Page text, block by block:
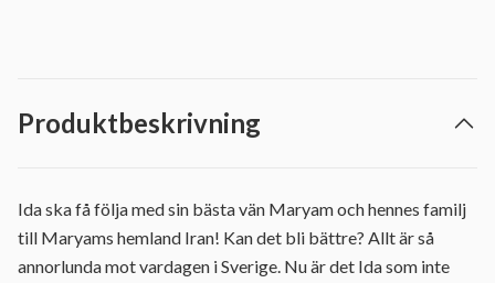
Produktbeskrivning
Ida ska få följa med sin bästa vän Maryam och hennes familj
till Maryams hemland Iran! Kan det bli bättre? Allt är så
annorlunda mot vardagen i Sverige. Nu är det Ida som inte